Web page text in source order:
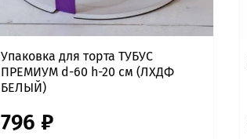
Упаковка для торта ТУБУС
ПРЕМИУМ d-60 h-20 см (ЛХДФ
БЕЛЫЙ)
796 ₽